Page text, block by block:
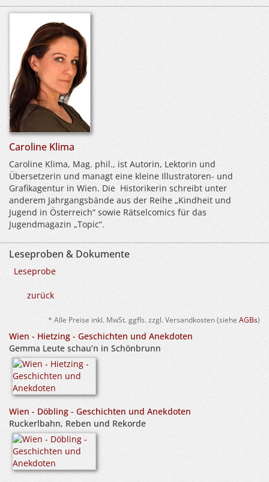
Caroline Klima
Caroline Klima, Mag. phil., ist Autorin, Lektorin und
Übersetzerin und managt eine kleine Illustratoren- und
Grafikagentur in Wien. Die Historikerin schreibt unter
anderem Jahrgangsbände aus der Reihe „Kindheit und
Jugend in Österreich“ sowie Rätselcomics für das
Jugendmagazin „Topic“.
Leseproben & Dokumente
Leseprobe
zurück
* Alle Preise inkl. MwSt. ggfls. zzgl. Versandkosten (siehe AGBs)
Wien - Hietzing - Geschichten und Anekdoten
Gemma Leute schau’n in Schönbrunn
Wien - Döbling - Geschichten und Anekdoten
Ruckerlbahn, Reben und Rekorde